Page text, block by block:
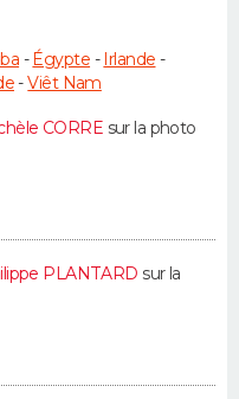
- Égypte - Irlande -
-Viêt Nam
CORRE sur la photo
PLANTARD sur la